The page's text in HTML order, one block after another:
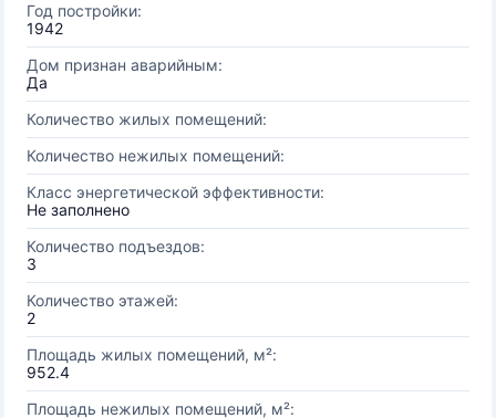
Год постройки:
1942
Дом признан аварийным:
Да
Количество жилых помещений:
Количество нежилых помещений:
Класс энергетической эффективности:
Не заполнено
Количество подъездов:
3
Количество этажей:
2
Площадь жилых помещений, м²:
952.4
Площадь нежилых помещений, м²: